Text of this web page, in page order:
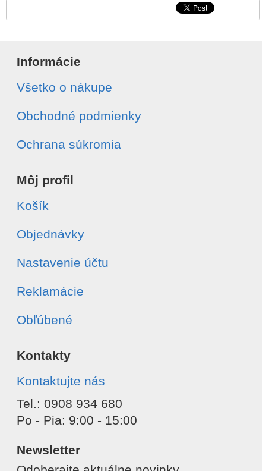
Informácie
Všetko o nákupe
Obchodné podmienky
Ochrana súkromia
Môj profil
Košík
Objednávky
Nastavenie účtu
Reklamácie
Obľúbené
Kontakty
Kontaktujte nás
Tel.: 0908 934 680
Po - Pia: 9:00 - 15:00
Newsletter